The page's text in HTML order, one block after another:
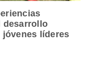
desarrollo
líderes